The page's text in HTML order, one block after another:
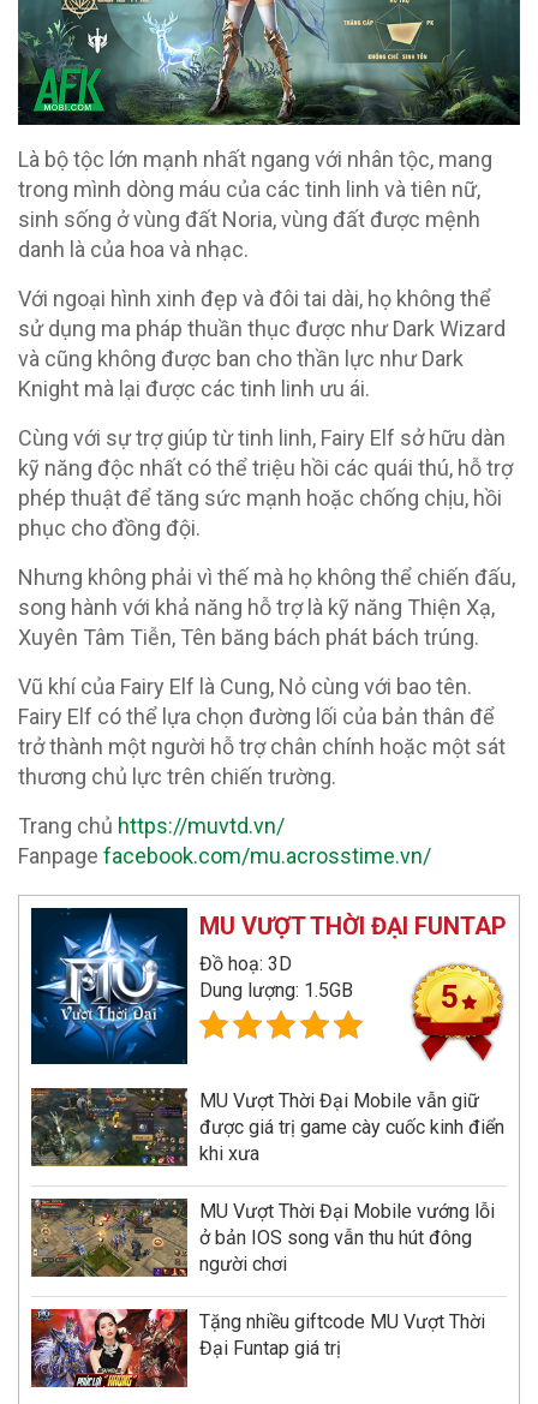
Là bộ tộc lớn mạnh nhất ngang với nhân tộc, mang
trong mình dòng máu của các tinh linh và tiên nữ,
sinh sống ở vùng đất Noria, vùng đất được mệnh
danh là của hoa và nhạc.
Với ngoại hình xinh đẹp và đôi tai dài, họ không thể
sử dụng ma pháp thuần thục được như Dark Wizard
và cũng không được ban cho thần lực như Dark
Knight mà lại được các tinh linh ưu ái.
Cùng với sự trợ giúp từ tinh linh, Fairy Elf sở hữu dàn
kỹ năng độc nhất có thể triệu hồi các quái thú, hỗ trợ
phép thuật để tăng sức mạnh hoặc chống chịu, hồi
phục cho đồng đội.
Nhưng không phải vì thế mà họ không thể chiến đấu,
song hành với khả năng hỗ trợ là kỹ năng Thiện Xạ,
Xuyên Tâm Tiễn, Tên băng bách phát bách trúng.
Vũ khí của Fairy Elf là Cung, Nỏ cùng với bao tên.
Fairy Elf có thể lựa chọn đường lối của bản thân để
trở thành một người hỗ trợ chân chính hoặc một sát
thương chủ lực trên chiến trường.
Trang chủ https://muvtd.vn/
Fanpage facebook.com/mu.acrosstime.vn/
MU VƯỢT THỜI ĐẠI FUNTAP
Đồ hoạ: 3D
Dung lượng: 1.5GB
5
MU Vượt Thời Đại Mobile vẫn giữ
được giá trị game cày cuốc kinh điển
khi xưa
MU Vượt Thời Đại Mobile vướng lỗi
ở bản IOS song vẫn thu hút đông
người chơi
Tặng nhiều giftcode MU Vượt Thời
Đại Funtap giá trị